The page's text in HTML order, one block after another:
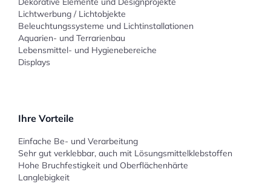
Lichtwerbung / Lichtobjekte
Beleuchtungssysteme und Lichtinstallationen
Aquarien- und Terrarienbau
Lebensmittel- und Hygienebereiche
Displays
Ihre Vorteile
Einfache Be- und Verarbeitung
Sehr gut verklebbar, auch mit Lösungsmittelklebstoffen
Hohe Bruchfestigkeit und Oberflächenhärte
Langlebigkeit